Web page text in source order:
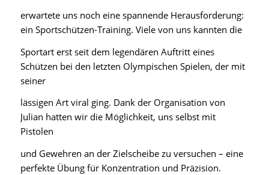
erwartete uns noch eine spannende Herausforderung:
ein Sportschützen-Training. Viele von uns kannten die
Sportart erst seit dem legendären Auftritt eines
Schützen bei den letzten Olympischen Spielen, der mit
seiner
lässigen Art viral ging. Dank der Organisation von
Julian hatten wir die Möglichkeit, uns selbst mit
Pistolen
und Gewehren an der Zielscheibe zu versuchen – eine
perfekte Übung für Konzentration und Präzision.